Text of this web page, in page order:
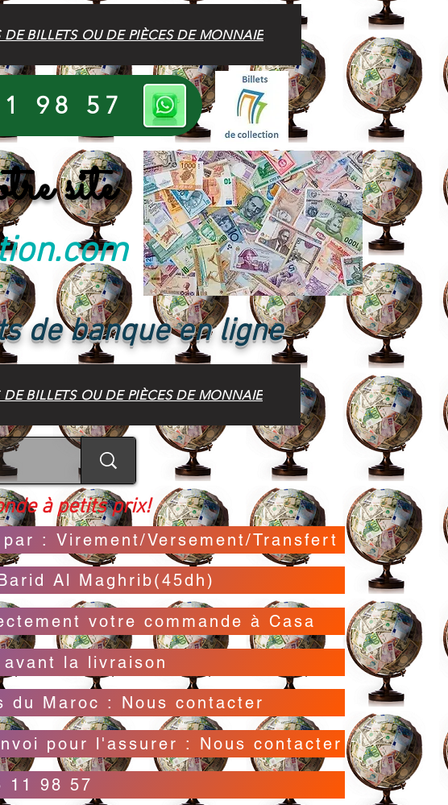
BILLETS OU DE PIÈCES DE MONNAIE
98 57
site
de banque en ligne
BILLETS OU DE PIÈCES DE MONNAIE
à petits prix!
: Virement/Versement/Transfert
Al Maghrib(45dh)
votre commande à Casa
la livraison
du Maroc : Nous contacter
Possibilité de déclarer la valeur de l'envoi pour l'assurer : Nous contacter
11 98 57